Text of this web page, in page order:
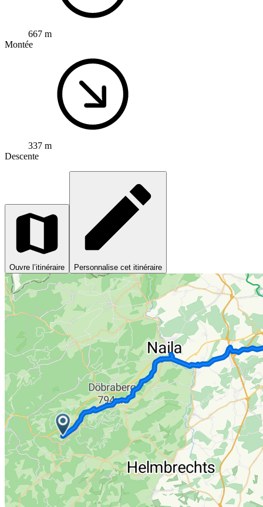
667 m
Montée
337 m
Descente
Ouvre l’itinéraire Personnalise cet itinéraire